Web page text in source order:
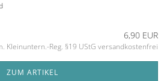
6,90 EUR
Kleinuntern.-Reg. §19 UStG versandkostenfrei
ZUM ARTIKEL